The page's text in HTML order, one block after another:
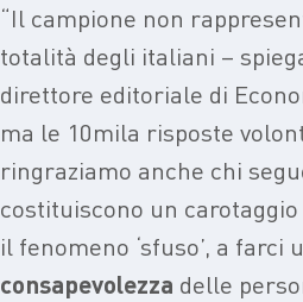
“Il campione non
totalità degli italiani –
direttore editoriale di
ma le 10mila risposte
ringraziamo anche chi
costituiscono un
il fenomeno ‘sfuso’, a farci
consapevolezza delle